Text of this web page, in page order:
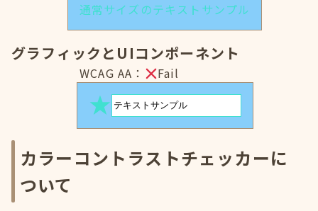
通常サイズのテキストサンプル
グラフィックとUIコンポーネント
WCAG AA： Fail
カラーコントラストチェッカーに
ついて